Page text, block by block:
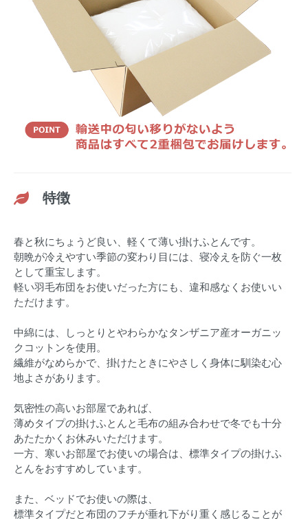
特徴
春と秋にちょうど良い、軽くて薄い掛けふとんです。
朝晩が冷えやすい季節の変わり目には、寝冷えを防ぐ一枚
として重宝します。
軽い羽毛布団をお使いだった方にも、違和感なくお使いい
ただけます。
中綿には、しっとりとやわらかなタンザニア産オーガニッ
クコットンを使用。
繊維がなめらかで、掛けたときにやさしく身体に馴染む心
地よさがあります。
気密性の高いお部屋であれば、
薄めタイプの掛けふとんと毛布の組み合わせで冬でも十分
あたたかくお休みいただけます。
一方、寒いお部屋でお使いの場合は、標準タイプの掛けふ
とんをおすすめしています。
また、ベッドでお使いの際は、
標準タイプだと布団のフチが垂れ下がり重く感じることが